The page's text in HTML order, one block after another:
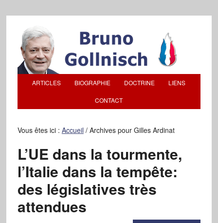
ARTICLES BIOGRAPHIE DOCTRINE LIENS
CONTACT
Vous êtes ici : Accueil /Archives pour Gilles Ardinat
L’UE dans la tourmente,
l’Italie dans la tempête:
des législatives très
attendues